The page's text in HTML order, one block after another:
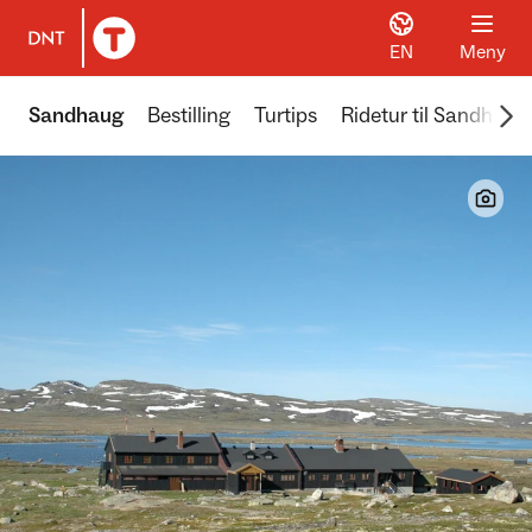
Til DNT.no forside
EN Meny
Sandhaug Bestilling Turtips Ridetur til Sandhaug